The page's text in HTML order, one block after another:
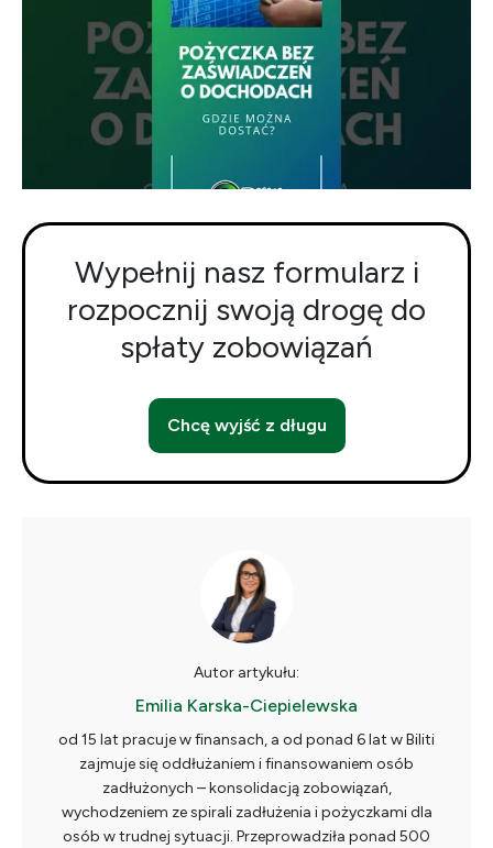
Wypełnij nasz formularz i
rozpocznij swoją drogę do
spłaty zobowiązań
Chcę wyjść z długu
Autor artykułu:
Emilia Karska-Ciepielewska
od 15 lat pracuje w finansach, a od ponad 6 lat w Biliti
zajmuje się oddłużaniem i finansowaniem osób
zadłużonych – konsolidacją zobowiązań,
wychodzeniem ze spirali zadłużenia i pożyczkami dla
osób w trudnej sytuacji. Przeprowadziła ponad 500